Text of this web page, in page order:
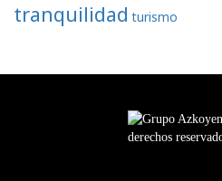
tranquilidad turismo